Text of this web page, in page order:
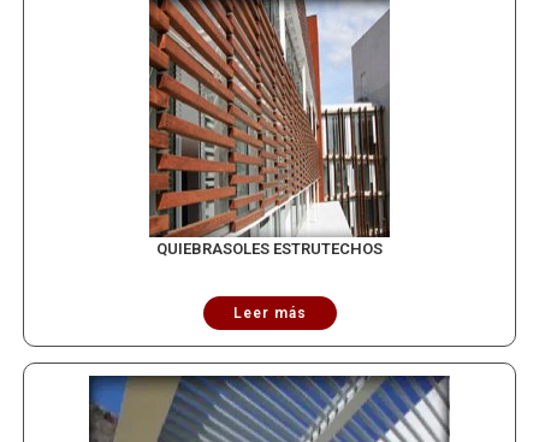
QUIEBRASOLES ESTRUTECHOS
Leer más